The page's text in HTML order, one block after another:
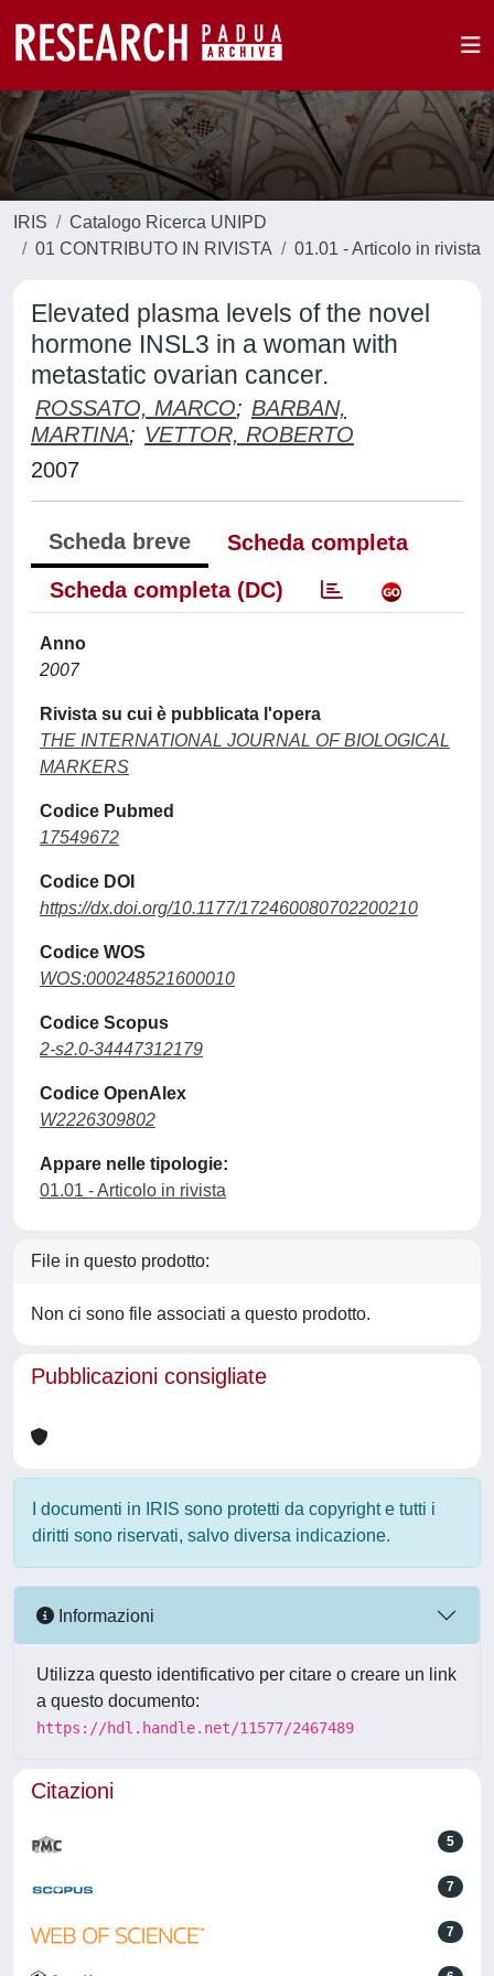
IRIS
Catalogo Ricerca UNIPD
01 CONTRIBUTO IN RIVISTA
01.01 - Articolo in rivista
Elevated plasma levels of the novel
hormone INSL3 in a woman with
metastatic ovarian cancer.
ROSSATO, MARCO; BARBAN,
MARTINA; VETTOR, ROBERTO
2007
Scheda breve
Scheda completa
Scheda completa (DC)
Anno
2007
Rivista su cui è pubblicata l'opera
THE INTERNATIONAL JOURNAL OF BIOLOGICAL
MARKERS
Codice Pubmed
17549672
Codice DOI
https://dx.doi.org/10.1177/172460080702200210
Codice WOS
WOS:000248521600010
Codice Scopus
2-s2.0-34447312179
Codice OpenAlex
W2226309802
Appare nelle tipologie:
01.01 - Articolo in rivista
File in questo prodotto:
Non ci sono file associati a questo prodotto.
Pubblicazioni consigliate
I documenti in IRIS sono protetti da copyright e tutti i
diritti sono riservati, salvo diversa indicazione.
Informazioni
Utilizza questo identificativo per citare o creare un link
a questo documento:
https://hdl.handle.net/11577/2467489
Citazioni
5
7
7